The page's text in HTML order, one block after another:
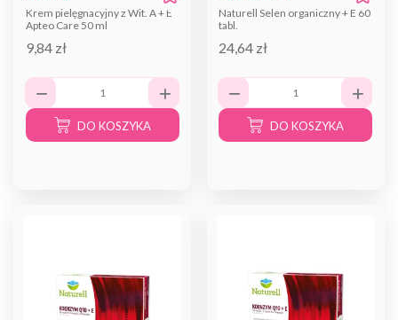
Krem pielęgnacyjny z Wit. A + E
Apteo Care 50 ml
9,84 zł
DO KOSZYKA
Naturell Selen organiczny + E 60
tabl.
24,64 zł
DO KOSZYKA